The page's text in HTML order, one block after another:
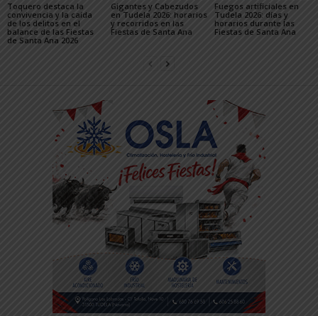
Toquero destaca la
convivencia y la caída
de los delitos en el
balance de las Fiestas
de Santa Ana 2026
Gigantes y Cabezudos
en Tudela 2026: horarios
y recorridos en las
Fiestas de Santa Ana
Fuegos artificiales en
Tudela 2026: días y
horarios durante las
Fiestas de Santa Ana